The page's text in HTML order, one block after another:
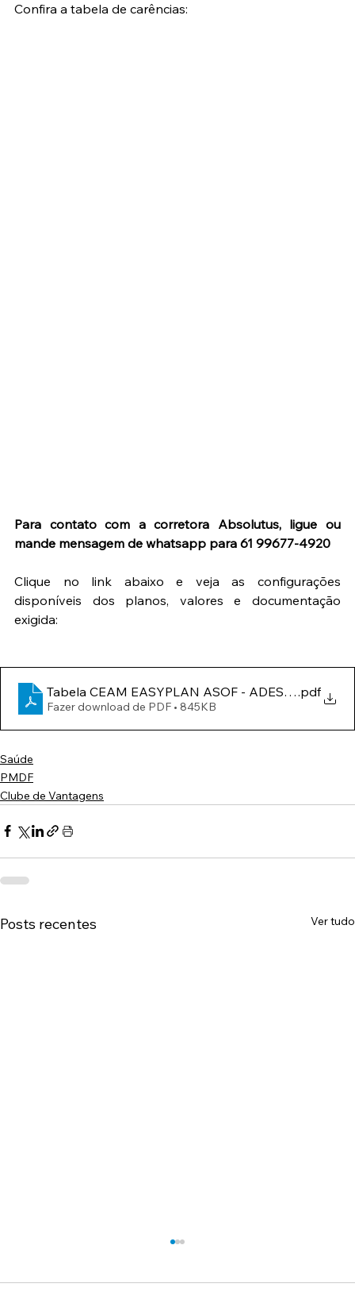
Confira a tabela de carências:
Para contato com a corretora Absolutus, ligue ou
mande mensagem de whatsapp para 61 99677-4920
Clique no link abaixo e veja as configurações
disponíveis dos planos, valores e documentação
exigida:
Tabela CEAM EASYPLAN ASOF - ADESAO DF -
.pdf
Fazer download de PDF • 845KB
Saúde
PMDF
Clube de Vantagens
Posts recentes Ver tudo